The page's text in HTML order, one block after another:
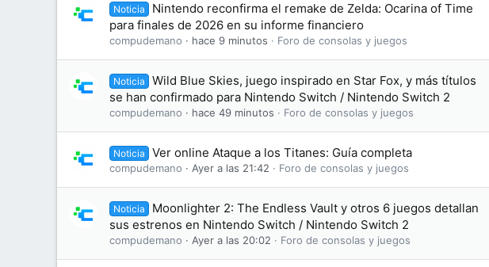
Noticia
Nintendo reconfirma el remake de Zelda: Ocarina of Time
para finales de 2026 en su informe financiero
compudemano hace 9 minutos Foro de consolas y juegos
Noticia
Wild Blue Skies, juego inspirado en Star Fox, y más títulos
se han confirmado para Nintendo Switch / Nintendo Switch 2
compudemano hace 49 minutos Foro de consolas y juegos
Noticia Ver online Ataque a los Titanes: Guía completa
compudemano Ayer a las 21:42 Foro de consolas y juegos
Noticia
Moonlighter 2: The Endless Vault y otros 6 juegos detallan
sus estrenos en Nintendo Switch / Nintendo Switch 2
compudemano Ayer a las 20:02 Foro de consolas y juegos